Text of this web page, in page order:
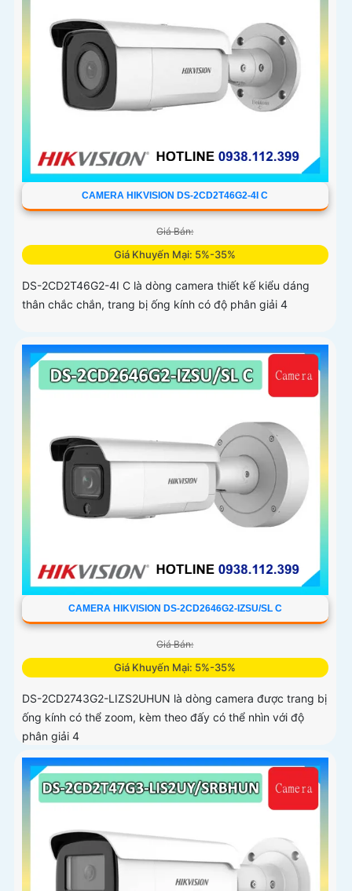
CAMERA HIKVISION DS-2CD2T46G2-4I C
Giá Bán:
Giá Khuyến Mại: 5%-35%
DS-2CD2T46G2-4I C là dòng camera thiết kế kiểu dáng
thân chắc chắn, trang bị ống kính có độ phân giải 4
CAMERA HIKVISION DS-2CD2646G2-IZSU/SL C
Giá Bán:
Giá Khuyến Mại: 5%-35%
DS-2CD2743G2-LIZS2UHUN là dòng camera được trang bị
ống kính có thể zoom, kèm theo đấy có thể nhìn với độ
phân giải 4